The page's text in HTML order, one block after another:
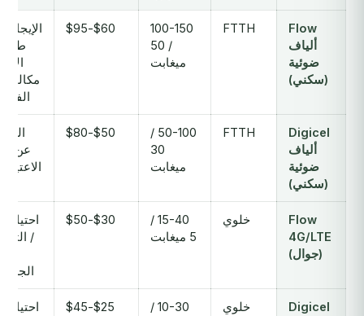
Flow
ألياف
ضوئية
(سكني)
FTTH
100-150
/ 50
ميغابت
$60-$95
Digicel
ألياف
ضوئية
(سكني)
FTTH
50-100 /
30
ميغابت
$50-$80
عن
Flow
4G/LTE
(جوال)
خلوي
15-40 /
5 ميغابت
$30-$50
/
Digicel
خلوي
10-30 /
$25-$45